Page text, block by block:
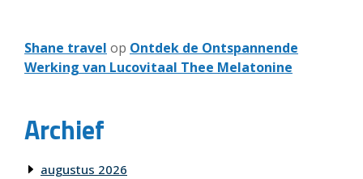
Shane travel op Ontdek de Ontspannende
Werking van Lucovitaal Thee Melatonine
Archief
augustus 2026